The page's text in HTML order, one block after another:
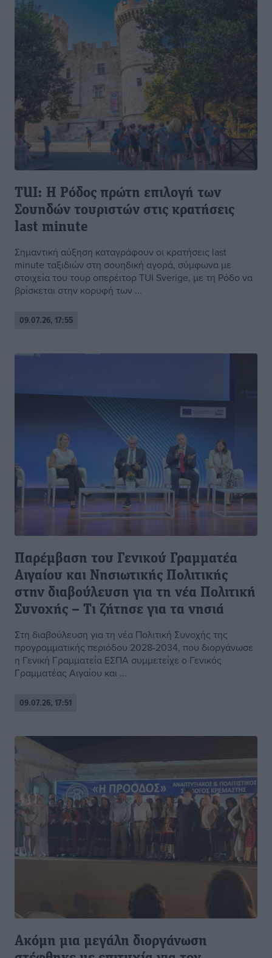
TUI: Η Ρόδος πρώτη επιλογή των
Σουηδών τουριστών στις κρατήσεις
last minute
Σημαντική αύξηση καταγράφουν οι κρατήσεις last
minute ταξιδιών στη σουηδική αγορά, σύμφωνα με
στοιχεία του τουρ οπερέιτορ TUI Sverige, με τη Ρόδο να
βρίσκεται στην κορυφή των ...
09.07.26, 17:55
Παρέμβαση του Γενικού Γραμματέα
Αιγαίου και Νησιωτικής Πολιτικής
στην διαβούλευση για τη νέα Πολιτική
Συνοχής – Τι ζήτησε για τα νησιά
Στη διαβούλευση για τη νέα Πολιτική Συνοχής της
προγραμματικής περιόδου 2028-2034, που διοργάνωσε
η Γενική Γραμματεία ΕΣΠΑ συμμετείχε ο Γενικός
Γραμματέας Αιγαίου και ...
09.07.26, 17:51
Ακόμη μια μεγάλη διοργάνωση